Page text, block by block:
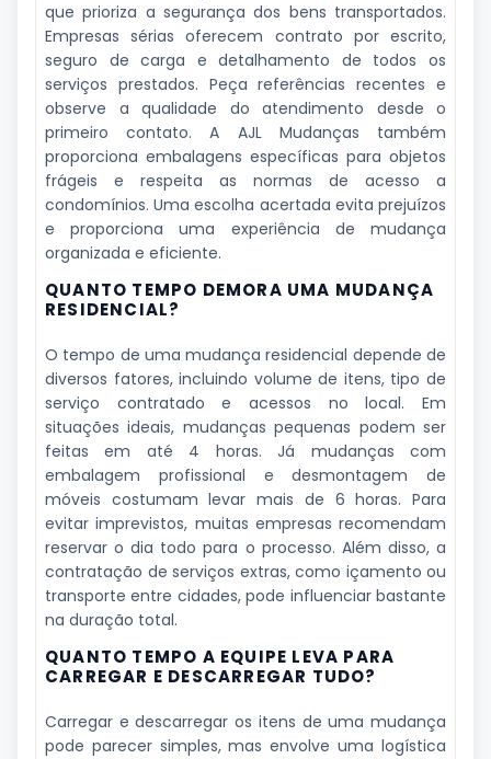
que prioriza a segurança dos bens transportados.
Empresas sérias oferecem contrato por escrito,
seguro de carga e detalhamento de todos os
serviços prestados. Peça referências recentes e
observe a qualidade do atendimento desde o
primeiro contato. A AJL Mudanças também
proporciona embalagens específicas para objetos
frágeis e respeita as normas de acesso a
condomínios. Uma escolha acertada evita prejuízos
e proporciona uma experiência de mudança
organizada e eficiente.
QUANTO TEMPO DEMORA UMA MUDANÇA
RESIDENCIAL?
O tempo de uma mudança residencial depende de
diversos fatores, incluindo volume de itens, tipo de
serviço contratado e acessos no local. Em
situações ideais, mudanças pequenas podem ser
feitas em até 4 horas. Já mudanças com
embalagem profissional e desmontagem de
móveis costumam levar mais de 6 horas. Para
evitar imprevistos, muitas empresas recomendam
reservar o dia todo para o processo. Além disso, a
contratação de serviços extras, como içamento ou
transporte entre cidades, pode influenciar bastante
na duração total.
QUANTO TEMPO A EQUIPE LEVA PARA
CARREGAR E DESCARREGAR TUDO?
Carregar e descarregar os itens de uma mudança
pode parecer simples, mas envolve uma logística